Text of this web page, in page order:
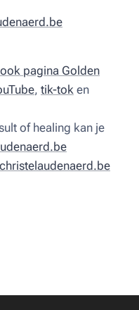
pagina Golden
, tik-tok en
of healing kan je